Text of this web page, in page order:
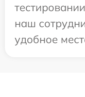
наш
удобное